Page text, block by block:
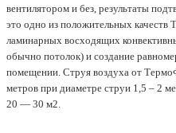
вентилятором и без, результаты
это одно из положительных качеств
ламинарных восходящих
обычно потолок) и создание
помещении. Струя воздуха от
метров при диаметре струи 1,5 – 2
20 — 30 м2.